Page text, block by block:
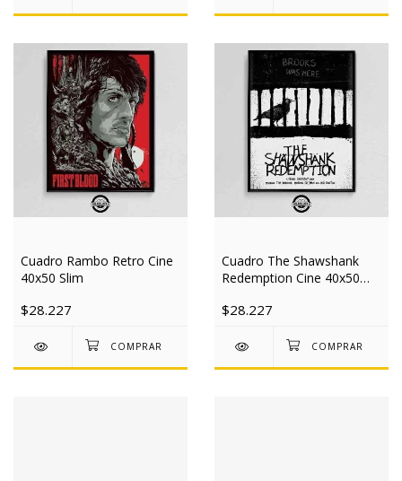
Cuadro Rambo Retro Cine
40x50 Slim
$28.227
Cuadro The Shawshank
Redemption Cine 40x50
$28.227